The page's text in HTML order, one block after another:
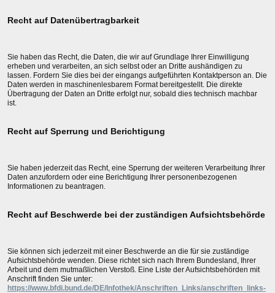
Recht auf Datenübertragbarkeit
Sie haben das Recht, die Daten, die wir auf Grundlage Ihrer Einwilligung
erheben und verarbeiten, an sich selbst oder an Dritte aushändigen zu
lassen. Fordern Sie dies bei der eingangs aufgeführten Kontaktperson an. Die
Daten werden in maschinenlesbarem Format bereitgestellt. Die direkte
Übertragung der Daten an Dritte erfolgt nur, sobald dies technisch machbar
ist.
Recht auf Sperrung und Berichtigung
Sie haben jederzeit das Recht, eine Sperrung der weiteren Verarbeitung Ihrer
Daten anzufordern oder eine Berichtigung Ihrer personenbezogenen
Informationen zu beantragen.
Recht auf Beschwerde bei der zuständigen Aufsichtsbehörde
Sie können sich jederzeit mit einer Beschwerde an die für sie zuständige
Aufsichtsbehörde wenden. Diese richtet sich nach Ihrem Bundesland, Ihrer
Arbeit und dem mutmaßlichen Verstoß. Eine Liste der Aufsichtsbehörden mit
Anschrift finden Sie unter:
https://www.bfdi.bund.de/DE/Infothek/Anschriften_Links/anschriften_links-